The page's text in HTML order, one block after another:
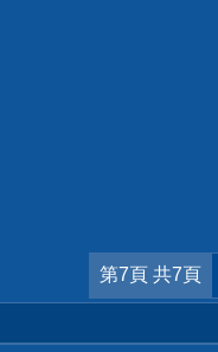
第7頁 共7頁